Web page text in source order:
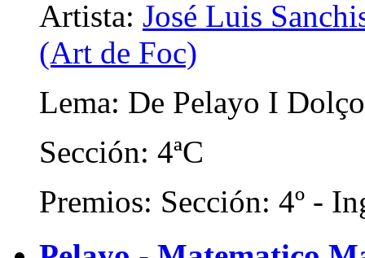
Artista: José Luis
(Art de Foc)
Lema: De Pelayo I
Sección: 4ªC
Premios: Sección: 4º -